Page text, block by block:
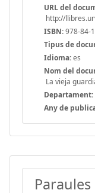
URL del
http://
ISBN:978-84-
Tipus de
Idioma:es
Nom del
La vieja
Departament:
Any de
Paraules